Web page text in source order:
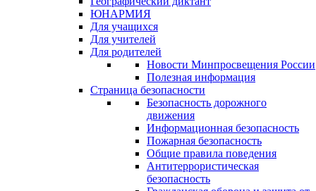
ЮНАРМИЯ
Для учащихся
Для учителей
Для родителей
Новости Минпросвещения России
Полезная информация
Страница безопасности
Безопасность дорожного
движения
Информационная безопасность
Пожарная безопасность
Общие правила поведения
Антитеррористическая
безопасность